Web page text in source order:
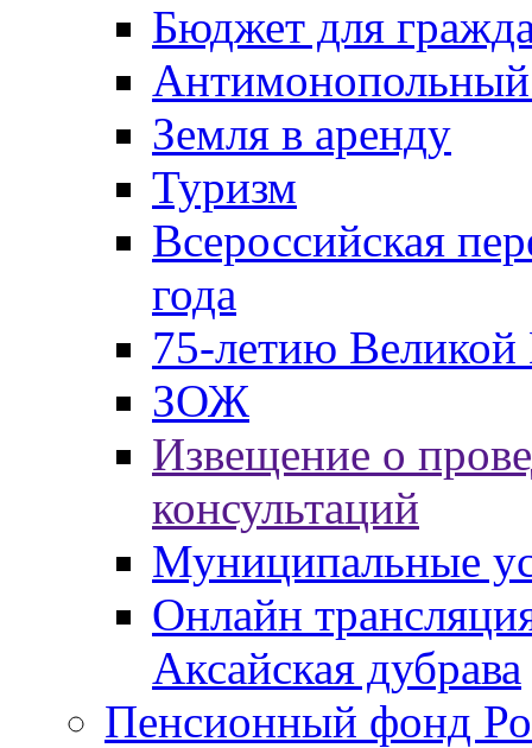
Бюджет для
Антимонопольный
Земля в аренду
Туризм
Всероссийская
года
75-летию
ЗОЖ
Извещение о
консультаций
Муниципальные
Онлайн
Аксайская дубрава
Пенсионный фонд